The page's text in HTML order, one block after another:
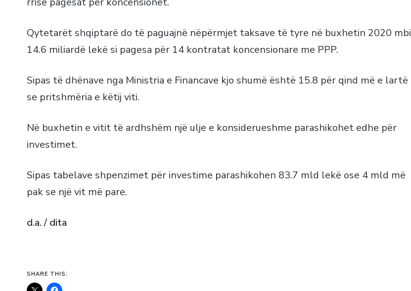
Qytetarët shqiptarë do të paguajnë nëpërmjet taksave të tyre në buxhetin 2020 mbi
14.6 miliardë lekë si pagesa për 14 kontratat koncensionare me PPP.
Sipas të dhënave nga Ministria e Financave kjo shumë është 15.8 për qind më e lartë
se pritshmëria e këtij viti.
Në buxhetin e vitit të ardhshëm një ulje e konsiderueshme parashikohet edhe për
investimet.
Sipas tabelave shpenzimet për investime parashikohen 83.7 mld lekë ose 4 mld më
pak se një vit më pare.
d.a. / dita
SHARE THIS: